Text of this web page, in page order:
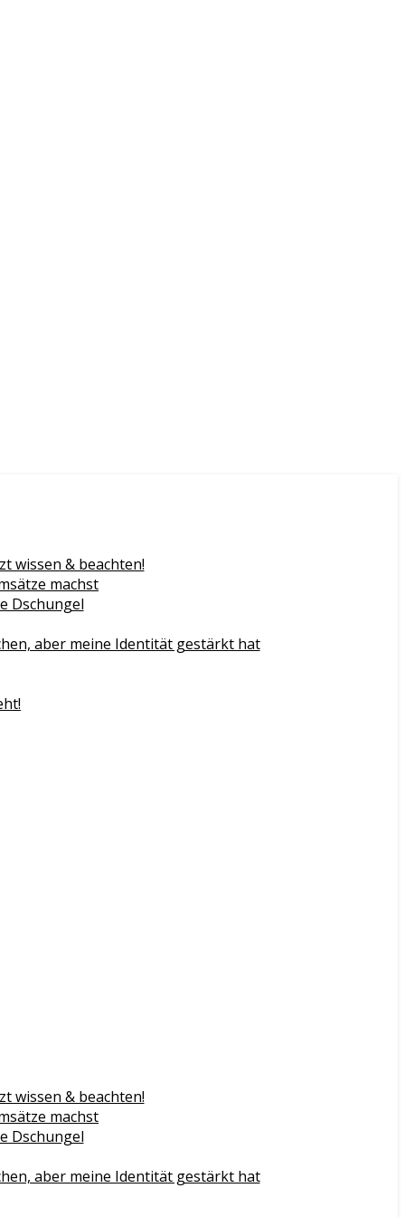
wissen & beachten!
machst
Dschungel
aber meine Identität gestärkt hat
wissen & beachten!
machst
Dschungel
aber meine Identität gestärkt hat